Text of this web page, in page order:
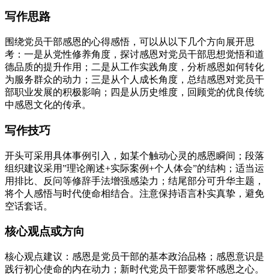
写作思路
围绕党员干部感恩的心得感悟，可以从以下几个方向展开思
考：一是从党性修养角度，探讨感恩对党员干部思想觉悟和道
德品质的提升作用；二是从工作实践角度，分析感恩如何转化
为服务群众的动力；三是从个人成长角度，总结感恩对党员干
部职业发展的积极影响；四是从历史维度，回顾党的优良传统
中感恩文化的传承。
写作技巧
开头可采用具体事例引入，如某个触动心灵的感恩瞬间；段落
组织建议采用”理论阐述+实际案例+个人体会”的结构；适当运
用排比、反问等修辞手法增强感染力；结尾部分可升华主题，
将个人感悟与时代使命相结合。注意保持语言朴实真挚，避免
空话套话。
核心观点或方向
核心观点建议：感恩是党员干部的基本政治品格；感恩意识是
践行初心使命的内在动力；新时代党员干部要常怀感恩之心。